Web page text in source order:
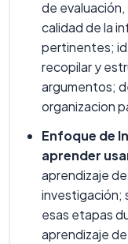
de
calidad de la
pertinentes;
recopilar y
argumentos;
organizacion
Enfoque de
aprender
aprendizaje
investigación;
esas etapas
aprendizaje